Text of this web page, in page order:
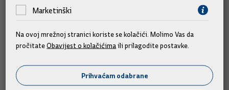
davanjem u leasing, kako se tretiralo ranijim Pravilnikom, već
se radi o pružanju usluge smještaja.
Izrada energetskog certifikata nije sama sebi svrhom. On se
potrebe neke građevine i prvi je korak između ostaloga u
postupcima energetske obnove građevina. Pružatelji
Marketinški
Na ovoj mrežnoj stranici koriste se kolačići. Molimo Vas da
pročitateObavijest o kolačićimaili prilagodite postavke.
Prihvaćam odabrane